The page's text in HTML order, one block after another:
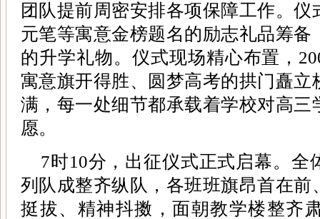
团队提前周密安排各项保障工作。
元笔等寓意金榜题名的励志礼品筹
的升学礼物。仪式现场精心布置，
寓意旗开得胜、圆梦高考的拱门矗
满，每一处细节都承载着学校对高
愿。
7时10分，出征仪式正式启幕。全
列队成整齐纵队，各班班旗昂首在
挺拔、精神抖擞，面朝教学楼整齐